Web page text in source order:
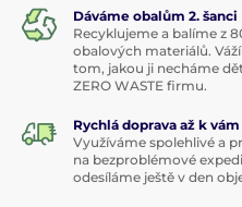
Dáváme obalům 2. šanci
Recyklujeme a balíme z
obalových materiálů.
tom, jakou ji necháme
ZERO WASTE firmu.
Rychlá doprava až k vám
Využíváme spolehlivé a
na bezproblémové
odesíláme ještě v den